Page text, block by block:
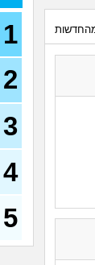
על
בת 32)
(THEBESTAMANCANGET, בן 22)
עד
1
2
3
4
5